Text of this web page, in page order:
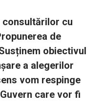
consultărilor cu
de
obiectivul
a alegerilor
vom respinge
care vor fi